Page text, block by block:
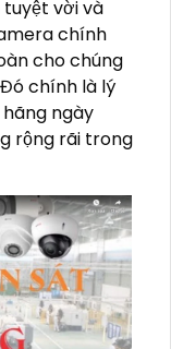
vời và
chính
cho chúng
chính là lý
ngày
rộng rãi trong